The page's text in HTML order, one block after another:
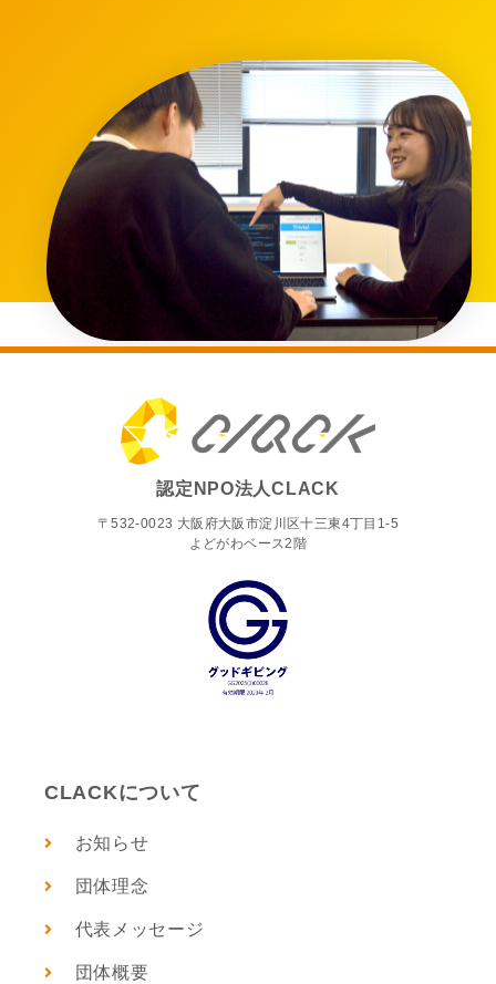
認定NPO法人CLACK
〒532-0023 大阪府大阪市淀川区十三東4丁目1-5
よどがわベース2階
CLACKについて
お知らせ
団体理念
代表メッセージ
団体概要